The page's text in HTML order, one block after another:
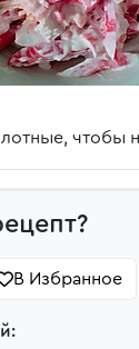
чтобы
В Избранное